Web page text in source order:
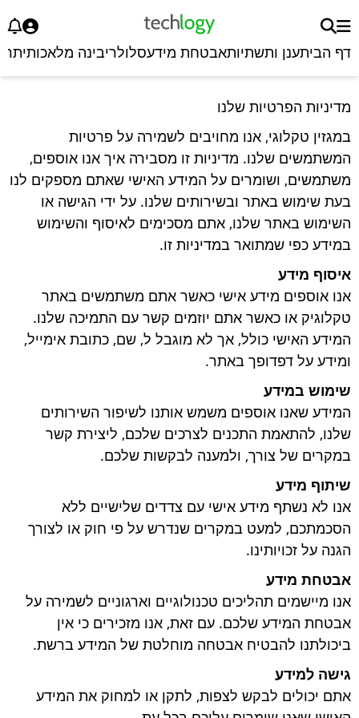
דף הביתענן ותשתיותאבטחת מידעסלולריבינה מלאכותית
מדיניות הפרטיות שלנו
במגזין טקלוגי, אנו מחויבים לשמירה על פרטיות
המשתמשים שלנו. מדיניות זו מסבירה איך אנו אוספים,
משתמשים, ושומרים על המידע האישי שאתם מספקים לנו
בעת שימוש באתר ובשירותים שלנו. על ידי הגישה או
השימוש באתר שלנו, אתם מסכימים לאיסוף והשימוש
במידע כפי שמתואר במדיניות זו.
איסוף מידע
אנו אוספים מידע אישי כאשר אתם משתמשים באתר
טקלוגיק או כאשר אתם יוזמים קשר עם התמיכה שלנו.
המידע האישי כולל, אך לא מוגבל ל, שם, כתובת אימייל,
ומידע על דפדופך באתר.
שימוש במידע
המידע שאנו אוספים משמש אותנו לשיפור השירותים
שלנו, להתאמת התכנים לצרכים שלכם, ליצירת קשר
במקרים של צורך, ולמענה לבקשות שלכם.
שיתוף מידע
אנו לא נשתף מידע אישי עם צדדים שלישיים ללא
הסכמתכם, למעט במקרים שנדרש על פי חוק או לצורך
הגנה על זכויותינו.
אבטחת מידע
אנו מיישמים תהליכים טכנולוגיים וארגוניים לשמירה על
אבטחת המידע שלכם. עם זאת, אנו מזכירים כי אין
ביכולתנו להבטיח אבטחה מוחלטת של המידע ברשת.
גישה למידע
אתם יכולים לבקש לצפות, לתקן או למחוק את המידע